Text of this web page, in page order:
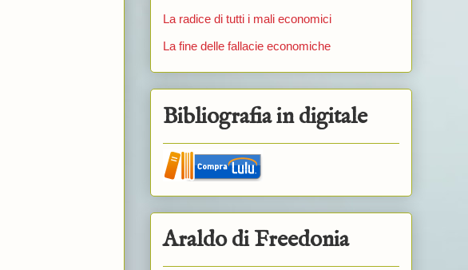
La radice di tutti i mali economici
La fine delle fallacie economiche
Bibliografia in digitale
Araldo di Freedonia